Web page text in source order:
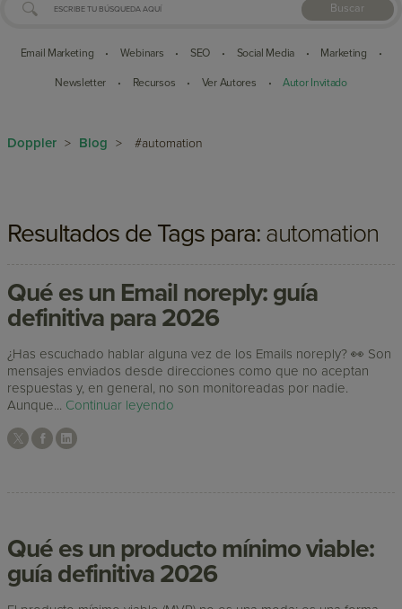
Buscar
Email Marketing • Webinars • SEO • Social Media • Marketing •
Newsletter • Recursos • Ver Autores • Autor Invitado
Doppler > Blog > #automation
Resultados de Tags para: automation
Qué es un Email noreply: guía
definitiva para 2026
¿Has escuchado hablar alguna vez de los Emails noreply? 👀 Son
mensajes enviados desde direcciones como que no aceptan
respuestas y, en general, no son monitoreadas por nadie.
Aunque... Continuar leyendo
Qué es un producto mínimo viable:
guía definitiva 2026